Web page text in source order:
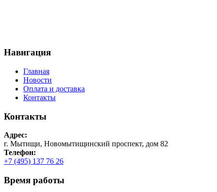
Навигация
Главная
Новости
Оплата и доставка
Контакты
Контакты
Адрес:
г. Мытищи, Новомытищинский проспект, дом 82
Телефон:
+7 (495) 137 76 26
Время работы